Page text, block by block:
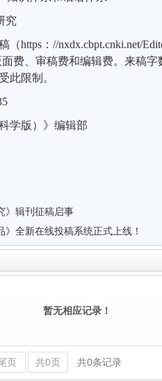
究
（https ： //nxdx.cbpt.cnki.net/
费、审稿费和编辑费。来稿字
此限制。
学版）》编辑部
》辑刊征稿启事
》全新在线投稿系统正式上线！
暂无相应记录！
尾页 共0页 共0条记录